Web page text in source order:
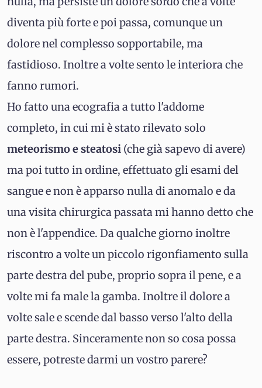
diventa più forte e poi passa, comunque un
dolore nel complesso sopportabile, ma
fastidioso. Inoltre a volte sento le interiora che
fanno rumori.
Ho fatto una ecografia a tutto l'addome
completo, in cui mi è stato rilevato solo
meteorismo e steatosi (che già sapevo di avere)
ma poi tutto in ordine, effettuato gli esami del
sangue e non è apparso nulla di anomalo e da
una visita chirurgica passata mi hanno detto che
non è l'appendice. Da qualche giorno inoltre
riscontro a volte un piccolo rigonfiamento sulla
parte destra del pube, proprio sopra il pene, e a
volte mi fa male la gamba. Inoltre il dolore a
volte sale e scende dal basso verso l'alto della
parte destra. Sinceramente non so cosa possa
essere, potreste darmi un vostro parere?